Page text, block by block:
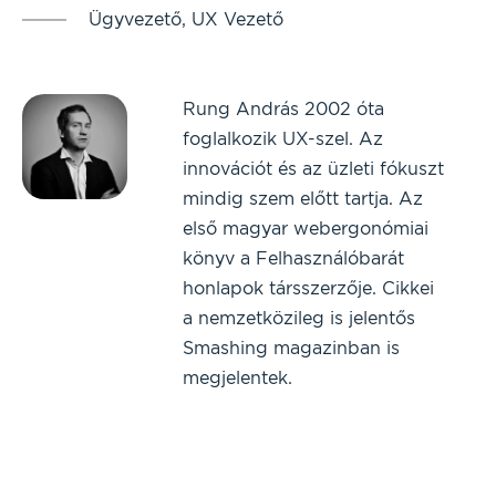
Ügyvezető, UX Vezető
Rung András 2002 óta
foglalkozik UX-szel. Az
innovációt és az üzleti fókuszt
mindig szem előtt tartja. Az
első magyar webergonómiai
könyv a Felhasználóbarát
honlapok társszerzője. Cikkei
a nemzetközileg is jelentős
Smashing magazinban is
megjelentek.